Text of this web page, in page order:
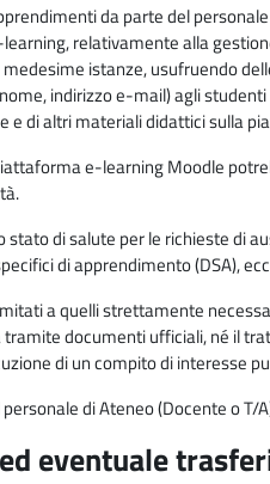
da parte del
relativamente alla
istanze, usufruendo
indirizzo e-mail) agli
di altri materiali didattici sulla
e-learning Moodle
di salute per le richieste di
di apprendimento (DSA),
a quelli strettamente
documenti ufficiali, né il
di un compito di interesse
di Ateneo (Docente o
eventuale